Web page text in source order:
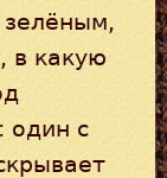
зелёным,
в какую
один с